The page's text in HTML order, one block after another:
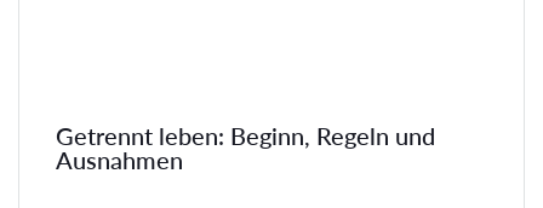
Getrennt leben: Beginn, Regeln und
Ausnahmen